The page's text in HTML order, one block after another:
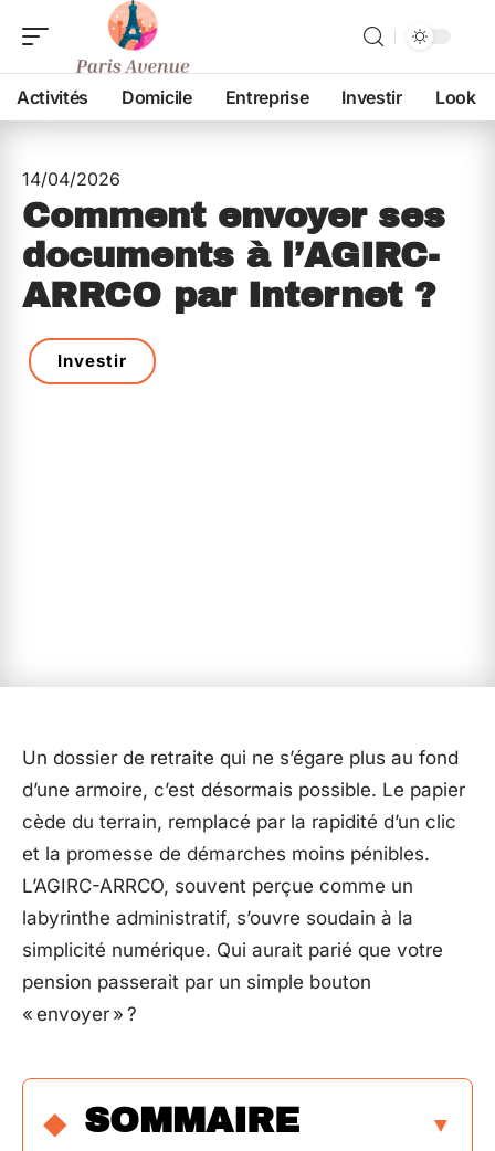
Activités Domicile Entreprise Investir Look
14/04/2026
Comment envoyer ses
documents à l’AGIRC-
ARRCO par Internet ?
Investir
Un dossier de retraite qui ne s’égare plus au fond
d’une armoire, c’est désormais possible. Le papier
cède du terrain, remplacé par la rapidité d’un clic
et la promesse de démarches moins pénibles.
L’AGIRC-ARRCO, souvent perçue comme un
labyrinthe administratif, s’ouvre soudain à la
simplicité numérique. Qui aurait parié que votre
pension passerait par un simple bouton
« envoyer » ?
SOMMAIRE